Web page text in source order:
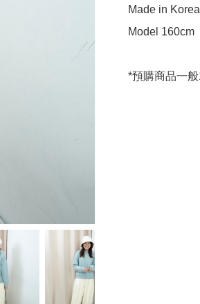
Made in Korea
Model 160cm